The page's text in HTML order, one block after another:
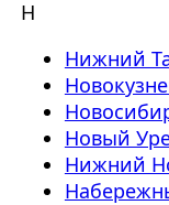
Н
Нижний
Новый
Нижний